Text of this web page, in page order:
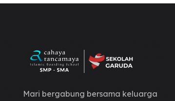
Mari bergabung bersama keluarga